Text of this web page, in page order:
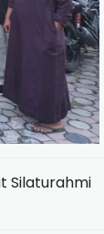
Silaturahmi